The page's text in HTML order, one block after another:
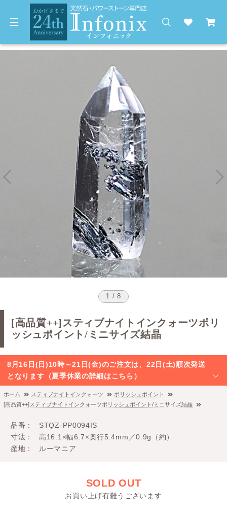
1 / 8
[高品質++]スティブナイトインクォーツポリ
ッシュポイント/ミニサイズ結晶
8月16日(日)10時～21日(金)のご注文は、22日(土)順次発送
となります（夏季休業の詳細はこちら）
ホーム スティブナイトインクォーツ
ポリッシュポイント
[高品質++]スティブナイトインクォーツポリッシュポイント/ミニサイズ結晶
品番
STQZ-PP0094IS
寸法
高16.1×幅6.7×奥行5.4mm／0.9g（約）
産地
ルーマニア
SOLD OUT
お買い上げ有難うございます